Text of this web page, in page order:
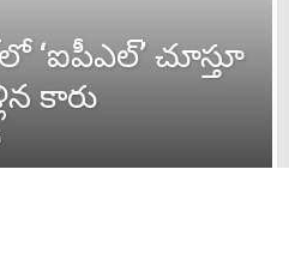
‘ఐపీఎల్’ చూస్తూ
కారు